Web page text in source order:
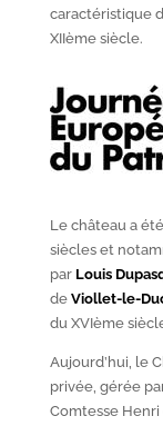
caractéristique
XIIèmesiècle.
Le château a
siècles et
par Louis
de Viollet-le-
du XVIème
Aujourd’hui, le
privée, gérée
Comtesse Henri